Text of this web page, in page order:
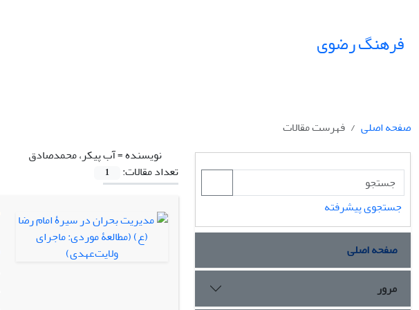
فرهنگ رضوی
صفحه اصلی
فهرست مقالات
نویسنده =آب پیکر، محمدصادق
تعداد مقالات:
1
جستجوی پیشرفته
صفحه اصلی
مرور